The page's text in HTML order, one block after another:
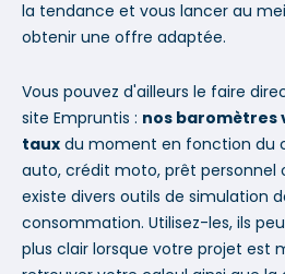
la tendance et vous lancer au
obtenir une offre adaptée.
Vous pouvez d'ailleurs le faire
site Empruntis : nos baromètres
taux du moment en fonction du
auto, crédit moto, prêt personnel
existe divers outils de simulation
consommation. Utilisez-les, ils
plus clair lorsque votre projet est